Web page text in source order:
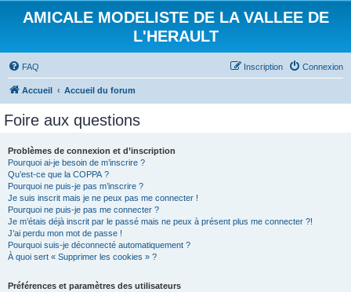
AMICALE MODELISTE DE LA VALLEE DE
L'HERAULT
FAQ Connexion
Inscription
Accueil Accueil du forum
Foire aux questions
Problèmes de connexion et d’inscription
Pourquoi ai-je besoin de m’inscrire ?
Qu’est-ce que la COPPA ?
Pourquoi ne puis-je pas m’inscrire ?
Je suis inscrit mais je ne peux pas me connecter !
Pourquoi ne puis-je pas me connecter ?
Je m’étais déjà inscrit par le passé mais ne peux à présent plus me connecter ?!
J’ai perdu mon mot de passe !
Pourquoi suis-je déconnecté automatiquement ?
À quoi sert « Supprimer les cookies » ?
Préférences et paramètres des utilisateurs